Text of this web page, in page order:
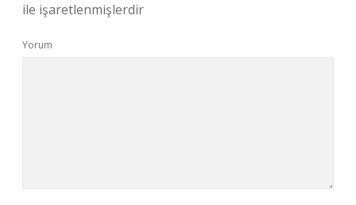
ile işaretlenmişlerdir
Yorum